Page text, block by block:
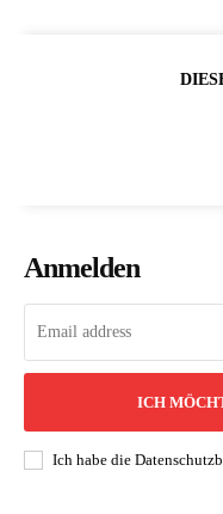
Anmelden
ICH
Ich habe die